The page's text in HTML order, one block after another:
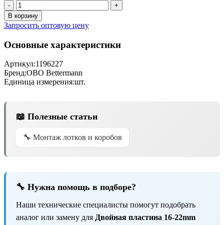
-
+
В корзину
Запросить оптовую цену
Основные характеристики
Артикул:1196227
Бренд:OBO Bettermann
Единица измерения:шт.
📖 Полезные статьи
🔧 Монтаж лотков и коробов
🔧 Нужна помощь в подборе?
Наши технические специалисты помогут подобрать
аналог или замену для Двойная пластина 16-22mm